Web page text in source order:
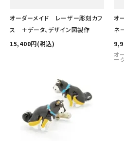
オーダーメイド レーザー彫刻カフ
ス ＋データ、デザイン図製作
15,400円(税込)
オ
ネ
オ
ー